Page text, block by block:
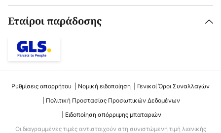
Εταίροι παράδοσης
Ρυθμίσεις απορρήτου Νομική ειδοποίηση
Γενικοί Όροι Συναλλαγών
Πολιτική Προστασίας Προσωπικών Δεδομένων
Ειδοποίηση απόρριψης μπαταριών
Οι διαγραμμένες τιμές αντιστοιχούν στη συνιστώμενη τιμή λιανικής